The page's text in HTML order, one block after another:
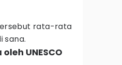
rata-rata
sana.
UNESCO